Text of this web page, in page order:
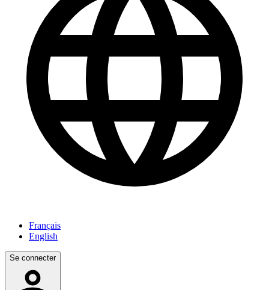
Français
English
Se connecter